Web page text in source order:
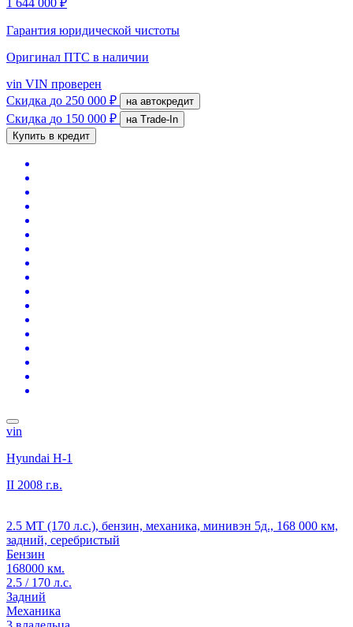
Гарантия юридической чистоты
Оригинал ПТС в наличии
vin VIN проверен
Скидка до 250 000 ₽ на автокредит
Скидка до 150 000 ₽
на Trade-In
Купить в кредит
vin
Hyundai H-1
II 2008 г.в.
2.5 MT (170 л.с.), бензин, механика, минивэн 5д., 168 000 км,
задний, серебристый
Бензин
168000 км.
2.5 / 170 л.с.
Задний
Механика